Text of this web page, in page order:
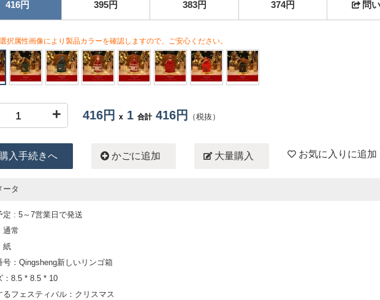
416円 395円 383円 374円 問
選択属性画像により製品カラーを確認しますので、ご安心ください。
+ 416円 x 1 合計416円 （税抜）
購入手続きへ かごに追加 大量購入 お気に入りに追加
ータ
定 : 5～7営業日で発送
通常
紙
号：Qingsheng新しいリンゴ箱
：8.5 * 8.5 * 10
るフェスティバル：クリスマス